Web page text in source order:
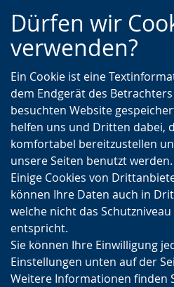
Zur
Zur
Zum
Dürfen wir
verwenden?
Ein Cookie ist eine
dem Endgerät des
besuchten Website
helfen uns und Dritten dabei,
komfortabel bereitzustellen
unsere Seiten benutzt
Einige Cookies von
können Ihre Daten auch in
welche nicht das
entspricht.
Sie können Ihre Einwilligung
Einstellungen unten auf der
Weitere Informationen finden